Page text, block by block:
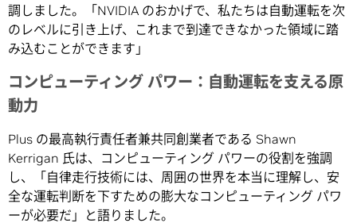
調しました。「NVIDIA のおかげで、私たちは自動運転を次
のレベルに引き上げ、これまで到達できなかった領域に踏
み込むことができます」
コンピューティング パワー：自動運転を支える原
動力
Plus の最高執行責任者兼共同創業者である Shawn
Kerrigan 氏は、コンピューティング パワーの役割を強調
し、「自律走行技術には、周囲の世界を本当に理解し、安
全な運転判断を下すための膨大なコンピューティング パワ
ーが必要だ」と語りました。